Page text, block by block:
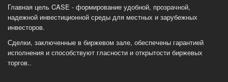
Главная цель CASE - формирование удобной, прозрачной,
надежной инвестиционной среды для местных и зарубежных
инвесторов.
Сделки, заключенные в биржевом зале, обеспечены гарантией
исполнения и способствуют гласности и открытости биржевых
торгов..